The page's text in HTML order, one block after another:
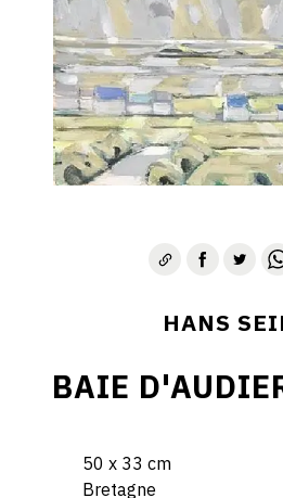
HANS
BAIE
50 x 33 cm
Bretagne